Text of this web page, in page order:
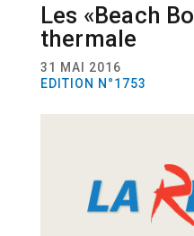
ACTUALITÉ
Les «Beach
thermale
31 MAI 2016
EDITION N°1753